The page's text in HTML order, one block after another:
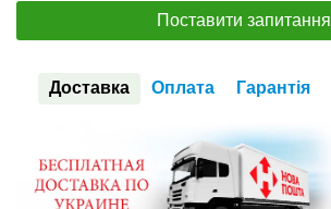
Поставити запитання
Доставка Оплата Гарантія